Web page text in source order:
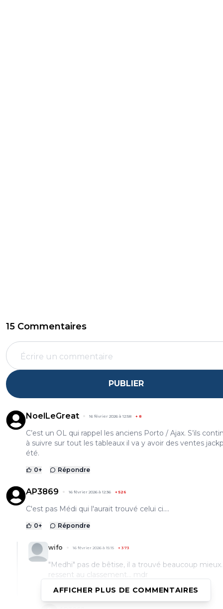
15 Commentaires
PUBLIER
NoelLeGreat 16 février 2026 à 12:58 + 8
C’est un OL qui rappel les anciens Porto / Ajax. S’ils
à suivre sur tout les tableaux il va y avoir des ventes
été.
0+ Répondre
AP3869 16 février 2026 à 12:36 + 526
C'est pas Médi qui l'aurait trouvé celui ci....
0+ Répondre
wifo 16 février 2026 à 15:15 + 373
"Medhi" pas de bêtise, il a trouvé beaucoup
ressent au classement... mdr
2+ Répondre
AFFICHER PLUS DE COMMENTAIRES